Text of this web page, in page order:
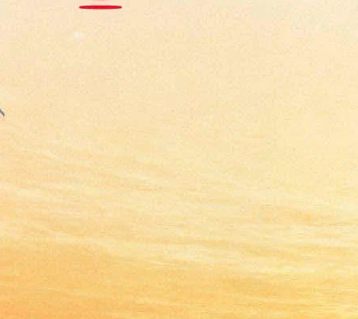
Афиша Plus
Алексея Германа наградили
премией «Петрополь» за
«Довлатова»